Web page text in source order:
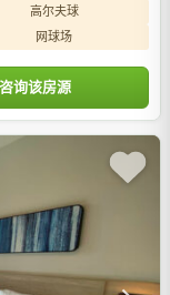
高尔夫球
网球场
咨询该房源